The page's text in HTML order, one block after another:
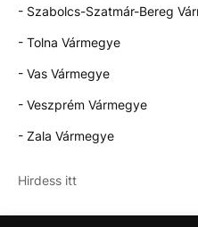
- Szabolcs-Szatmár-Bereg
- Tolna Vármegye
- Vas Vármegye
- Veszprém Vármegye
- Zala Vármegye
Hirdess itt